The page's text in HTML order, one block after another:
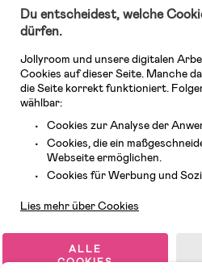
Autositze, Kinder- und Babymode,
fantastischer Einrichtungsgegenstände,
vieles mehr. Wir haben Produkte von
Avent, Jack Wolfskin, Cybex, LEGO und
unserer vielfältigen Online-Boutique für
© 2026 Jollyroom GmbH. Alle
Du entscheidest, welche
dürfen.
Jollyroom und unsere digitalen
Cookies auf dieser Seite. Manche
die Seite korrekt funktioniert.
wählbar:
Cookies zur Analyse der
Cookies, die ein
Webseite ermöglichen.
Cookies für Werbung und
Lies mehr über Cookies
ALLE
COOKIES